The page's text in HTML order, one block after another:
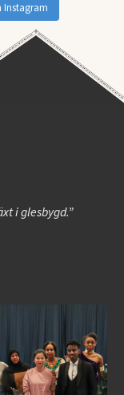
i glesbygd.”